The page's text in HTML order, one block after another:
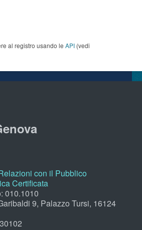
al registro usando le API (vedi
con il Pubblico
Certificata
010.1010
9, Palazzo Tursi, 16124